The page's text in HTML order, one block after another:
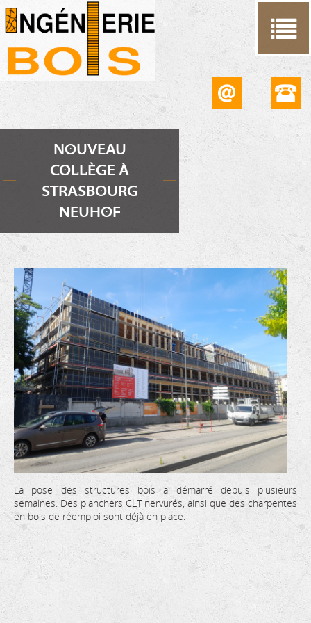
NOUVEAU
COLLÈGE À
STRASBOURG
NEUHOF
La pose des structures bois a démarré depuis plusieurs
semaines. Des planchers CLT nervurés, ainsi que des charpentes
en bois de réemploi sont déjà en place.
Cookies management panel